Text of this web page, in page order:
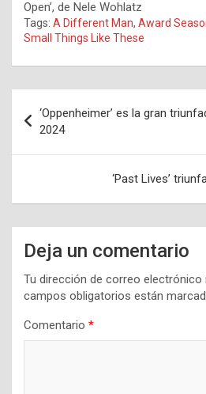
Open’, de Nele Wohlatz
Tags: A Different Man, Award
Small Things Like These
de
entradas
‘Oppenheimer’ es la gran
2024
‘Past Lives’
Deja un comentario
Tu dirección de correo electrónico
campos obligatorios están
Comentario *